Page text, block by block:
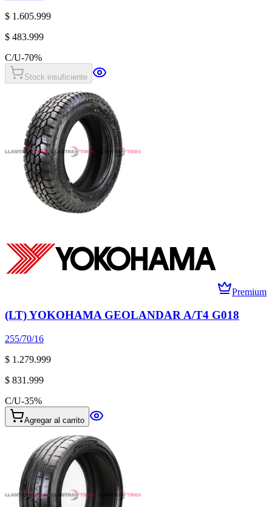
$ 1.605.999
$ 483.999
C/U-70%
Stock insuficiente
Premium
(LT) YOKOHAMA GEOLANDAR A/T4 G018
255/70/16
$ 1.279.999
$ 831.999
C/U-35%
Agregar al carrito